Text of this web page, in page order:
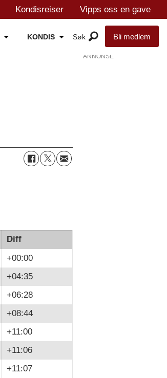
Kondisreiser Vipps oss en gave
KONDIS Bli medlem
Diff
+00:00
+04:35
+06:28
+08:44
+11:00
+11:06
+11:07
ANNONSE